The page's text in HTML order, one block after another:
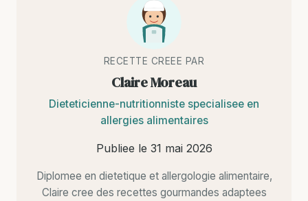
RECETTE CREEE PAR
Claire Moreau
Dieteticienne-nutritionniste specialisee en
allergies alimentaires
Publiee le 31 mai 2026
Diplomee en dietetique et allergologie alimentaire,
Claire cree des recettes gourmandes adaptees